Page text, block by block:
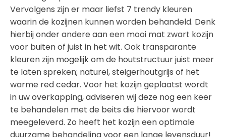
Vervolgens zijn er maar liefst 7 trendy kleuren
waarin de kozijnen kunnen worden behandeld. Denk
hierbij onder andere aan een mooi mat zwart kozijn
voor buiten of juist in het wit. Ook transparante
kleuren zijn mogelijk om de houtstructuur juist meer
te laten spreken; naturel, steigerhoutgrijs of het
warme red cedar. Voor het kozijn geplaatst wordt
in uw overkapping, adviseren wij deze nog een keer
te behandelen met de beits die hiervoor wordt
meegeleverd. Zo heeft het kozijn een optimale